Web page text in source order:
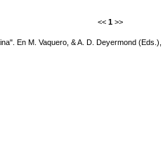
<< 1 >>
En M. Vaquero, & A. D. Deyermond (Eds.),